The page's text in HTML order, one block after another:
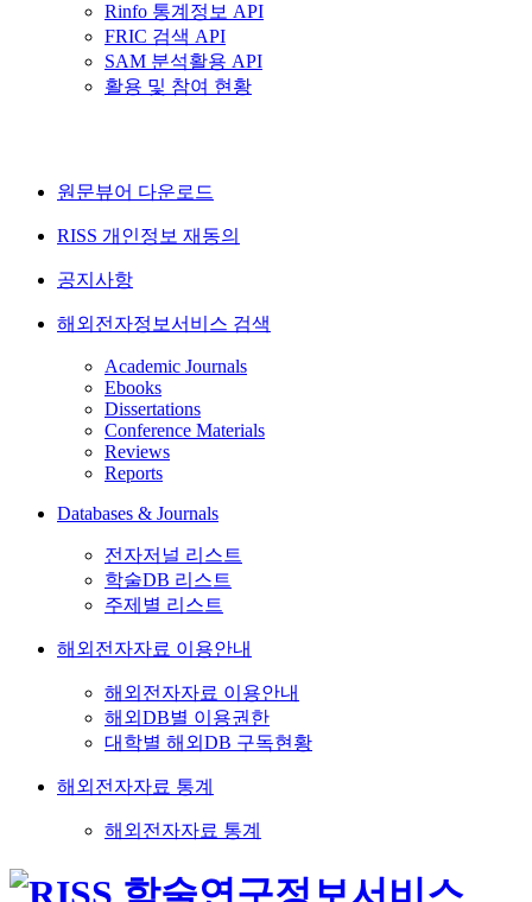
Rinfo 통계정보 API
FRIC 검색 API
SAM 분석활용 API
활용 및 참여 현황
원문뷰어 다운로드
RISS 개인정보 재동의
공지사항
해외전자정보서비스 검색
Academic Journals
Ebooks
Dissertations
Conference Materials
Reviews
Reports
Databases & Journals
전자저널 리스트
학술DB 리스트
주제별 리스트
해외전자자료 이용안내
해외전자자료 이용안내
해외DB별 이용권한
대학별 해외DB 구독현황
해외전자자료 통계
해외전자자료 통계